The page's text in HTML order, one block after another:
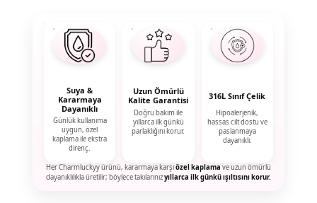
Suya &
Kararmaya
Dayanıklı
Günlük kullanıma
uygun, özel
kaplama ile ekstra
direnç.
Uzun Ömürlü
Kalite Garantisi
Doğru bakım ile
yıllarca ilk günkü
parlaklığını korur.
316L Sınıf Çelik
Hipoalerjenik,
hassas cilt dostu ve
paslanmaya
dayanıklı.
Her Charmluckyy ürünü, kararmaya karşıözel kaplama ve uzun ömürlü
dayanıklılıkla üretilir; böylece takılarınızyıllarca ilk günkü ışıltısını korur.